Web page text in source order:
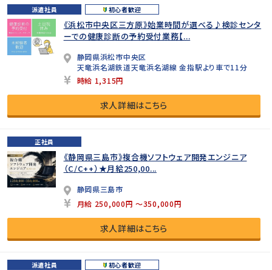
派遣社員 初心者歓迎
《浜松市中央区三方原》始業時間が選べる♪検診センタ
ーでの健康診断の予約受付業務【...
静岡県浜松市中央区
天竜浜名湖鉄道天竜浜名湖線 金指駅より車で11分
時給 1,315円
求人詳細はこちら
正社員
《静岡県三島市》複合機ソフトウェア開発エンジニア
（C/C++）★月給250,00...
静岡県三島市
月給 250,000円 ～350,000円
求人詳細はこちら
派遣社員 初心者歓迎